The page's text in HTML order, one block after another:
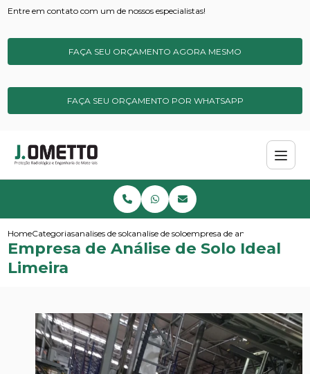
Entre em contato com um de nossos especialistas!
FAÇA SEU ORÇAMENTO AGORA MESMO
FAÇA SEU ORÇAMENTO POR WHATSAPP
HomeCategoriasanalises de solos e sedimentos
analise de soloempresa de analise de solo
Empresa de Análise de Solo Ideal
Limeira